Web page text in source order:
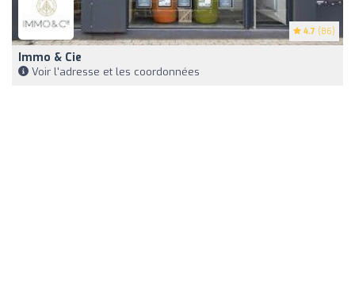
4.7 (86)
Immo & Cie
Voir l'adresse et les coordonnées